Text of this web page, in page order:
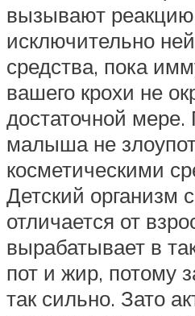
вызывают
исключительно
средства, пока
вашего крохи не
достаточной мере.
малыша не
косметическими
Детский организм
отличается от
вырабатывает в
пот и жир, потому
так сильно. Зато